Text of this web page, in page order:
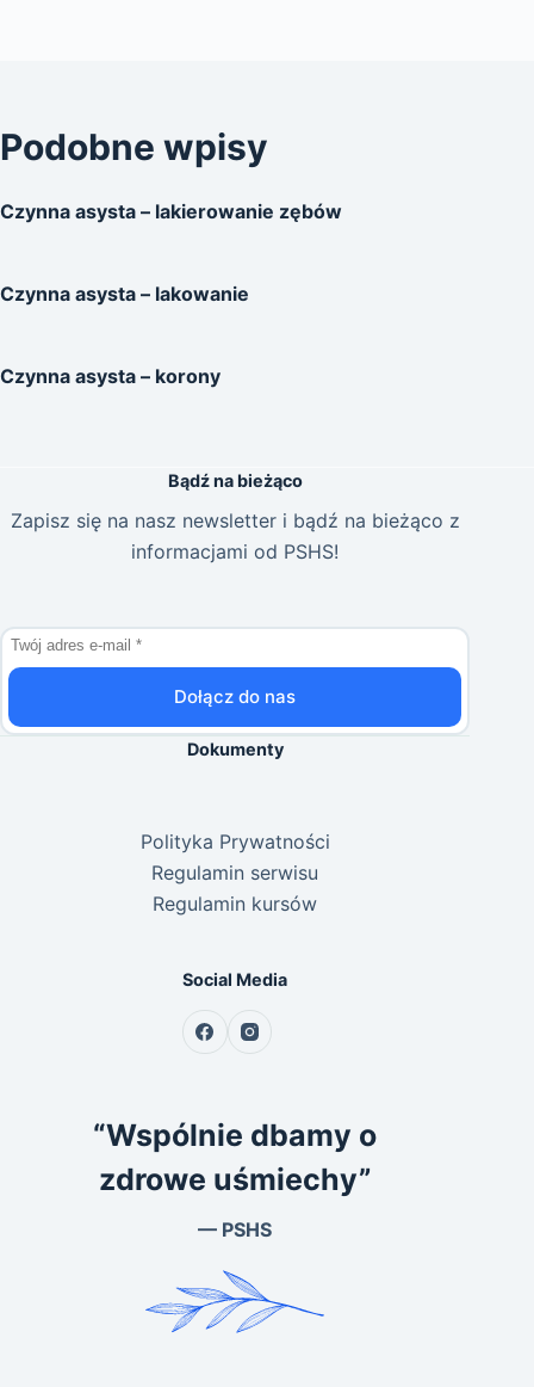
Podobne wpisy
Czynna asysta – lakierowanie zębów
Czynna asysta – lakowanie
Czynna asysta – korony
Bądź na bieżąco
Zapisz się na nasz newsletter i bądź na bieżąco z
informacjami od PSHS!
Dołącz do nas
Dokumenty
Polityka Prywatności
Regulamin serwisu
Regulamin kursów
Social Media
“Wspólnie dbamy o
zdrowe uśmiechy”
— PSHS